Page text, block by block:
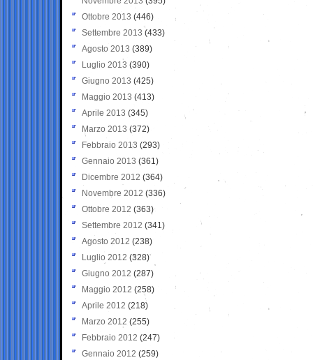
Ottobre 2013 (446)
Settembre 2013 (433)
Agosto 2013 (389)
Luglio 2013 (390)
Giugno 2013 (425)
Maggio 2013 (413)
Aprile 2013 (345)
Marzo 2013 (372)
Febbraio 2013 (293)
Gennaio 2013 (361)
Dicembre 2012 (364)
Novembre 2012 (336)
Ottobre 2012 (363)
Settembre 2012 (341)
Agosto 2012 (238)
Luglio 2012 (328)
Giugno 2012 (287)
Maggio 2012 (258)
Aprile 2012 (218)
Marzo 2012 (255)
Febbraio 2012 (247)
Gennaio 2012 (259)